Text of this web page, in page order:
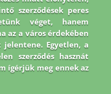
szerződések peres
véget, hanem
az a város érdekében
Egyetlen, a
szerződés hasznát
ígérjük meg ennek az